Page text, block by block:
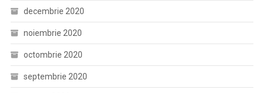
decembrie 2020
noiembrie 2020
octombrie 2020
septembrie 2020